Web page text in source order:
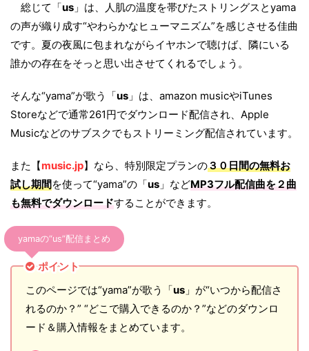
総じて「us 」は、人肌の温度を帯びたストリングスとyama
の声が織り成す“やわらかなヒューマニズム”を感じさせる佳曲
です。夏の夜風に包まれながらイヤホンで聴けば、隣にいる
誰かの存在をそっと思い出させてくれるでしょう。
そんな“yama”が歌う「us 」は、amazon musicやiTunes
Storeなどで通常261円でダウンロード配信され、Apple
Musicなどのサブスクでもストリーミング配信されています。
また【music.jp】なら、特別限定プランの３０日間の無料お
試し期間を使って“yama”の「us 」などMP3フル配信曲を２曲
も無料でダウンロードすることができます。
yamaの“us”配信まとめ
ポイント
このページでは“yama”が歌う「us 」が“いつから配信さ
れるのか？” “どこで購入できるのか？”などのダウンロ
ード＆購入情報をまとめています。